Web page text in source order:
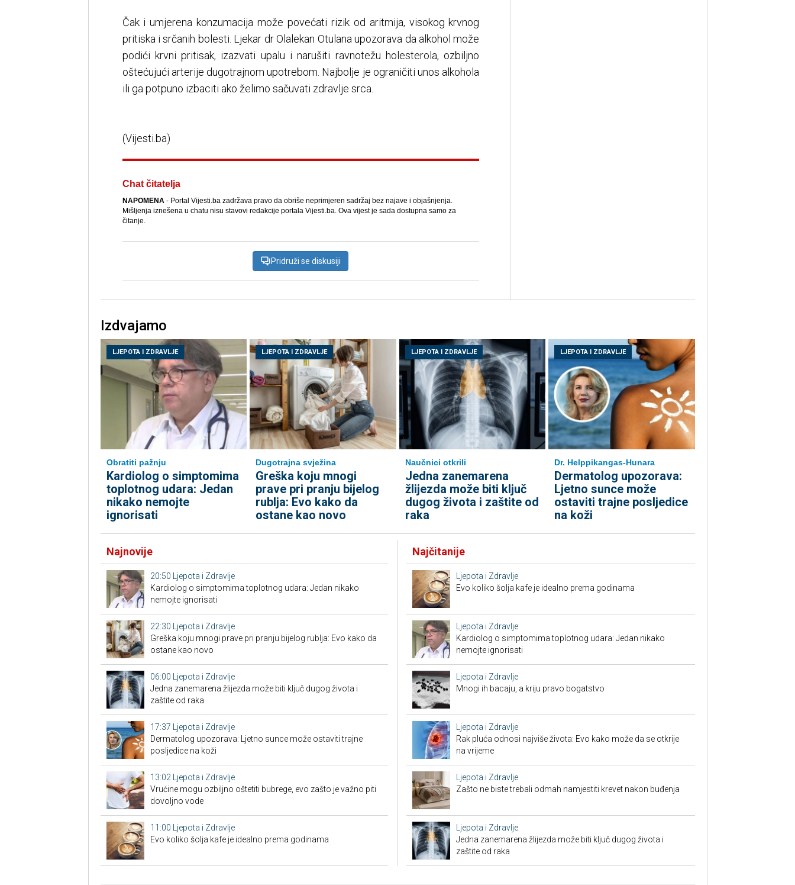
Čak i umjerena konzumacija može povećati rizik od aritmija, visokog krvnog
pritiska i srčanih bolesti. Ljekar dr Olalekan Otulana upozorava da alkohol može
podići krvni pritisak, izazvati upalu i narušiti ravnotežu holesterola, ozbiljno
oštećujući arterije dugotrajnom upotrebom. Najbolje je ograničiti unos alkohola
ili ga potpuno izbaciti ako želimo sačuvati zdravlje srca.
(Vijesti.ba)
Chat čitatelja
NAPOMENA- Portal Vijesti.ba zadržava pravo da obriše neprimjeren sadržaj bez najave i objašnjenja.
Mišljenja iznešena u chatu nisu stavovi redakcije portala Vijesti.ba. Ova vijest je sada dostupna samo za
čitanje.
Pridruži se diskusiji
Izdvajamo
LJEPOTA I ZDRAVLJE
Obratiti pažnju
Kardiolog o simptomima
toplotnog udara: Jedan
nikako nemojte
ignorisati
LJEPOTA I ZDRAVLJE
Dugotrajna svježina
Greška koju mnogi
prave pri pranju bijelog
rublja: Evo kako da
ostane kao novo
LJEPOTA I ZDRAVLJE
Naučnici otkrili
Jedna zanemarena
žlijezda može biti ključ
dugog života i zaštite od
raka
LJEPOTA I ZDRAVLJE
Dr. Helppikangas-Hunara
Dermatolog upozorava:
Ljetno sunce može
ostaviti trajne posljedice
na koži
Najnovije
20:50
Ljepota i Zdravlje
Kardiolog o simptomima toplotnog udara: Jedan nikako
nemojte ignorisati
22:30
Ljepota i Zdravlje
Greška koju mnogi prave pri pranju bijelog rublja: Evo kako da
ostane kao novo
06:00
Ljepota i Zdravlje
Jedna zanemarena žlijezda može biti ključ dugog života i
zaštite od raka
17:37
Ljepota i Zdravlje
Dermatolog upozorava: Ljetno sunce može ostaviti trajne
posljedice na koži
13:02
Ljepota i Zdravlje
Vrućine mogu ozbiljno oštetiti bubrege, evo zašto je važno piti
dovoljno vode
11:00
Ljepota i Zdravlje
Evo koliko šolja kafe je idealno prema godinama
Najčitanije
Ljepota i Zdravlje
Evo koliko šolja kafe je idealno prema godinama
Ljepota i Zdravlje
Kardiolog o simptomima toplotnog udara: Jedan nikako
nemojte ignorisati
Ljepota i Zdravlje
Mnogi ih bacaju, a kriju pravo bogatstvo
Ljepota i Zdravlje
Rak pluća odnosi najviše života: Evo kako može da se otkrije
na vrijeme
Ljepota i Zdravlje
Zašto ne biste trebali odmah namjestiti krevet nakon buđenja
Ljepota i Zdravlje
Jedna zanemarena žlijezda može biti ključ dugog života i
zaštite od raka